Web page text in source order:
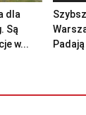
dla
Są
w...